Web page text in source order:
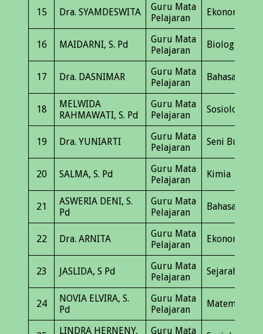
15 Dra. SYAMDESWITA
Guru Mata
Pelajaran
Ekonomi
16 MAIDARNI, S. Pd
Guru Mata
Pelajaran
Biologi
17 Dra. DASNIMAR
Guru Mata
Pelajaran
Bahasa
18
MELWIDA
RAHMAWATI, S. Pd
Guru Mata
Pelajaran
Sosiologi
19 Dra. YUNIARTI
Guru Mata
Pelajaran
Seni Budaya
20 SALMA, S. Pd
Guru Mata
Pelajaran
Kimia
21
ASWERIA DENI, S.
Pd
Guru Mata
Pelajaran
Bahasa
22 Dra. ARNITA
Guru Mata
Pelajaran
Ekonomi
23 JASLIDA, S Pd
Guru Mata
Pelajaran
Sejarah
24
NOVIA ELVIRA, S.
Pd
Guru Mata
Pelajaran
Matematika
LINDRA HERNENY, Guru Mata